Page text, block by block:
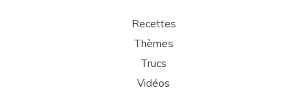
Recettes
Thèmes
Trucs
Vidéos